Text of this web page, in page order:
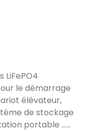
le démarrage
élévateur,
de stockage
portable ......